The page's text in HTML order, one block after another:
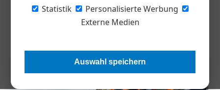
Statistik
Personalisierte Werbung
Externe Medien
Auswahl speichern
Gebrüder Weiss hat den diesjährigen VCÖ-Mobilitätspreis
Niederösterreich gewonnen.